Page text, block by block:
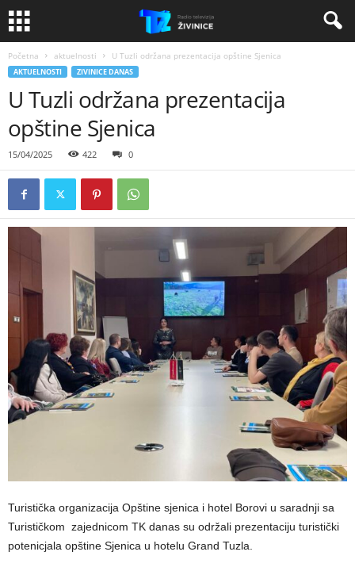
Početna aktuelnosti U Tuzli održana prezentacija opštine Sjenica
AKTUELNOSTI ZIVINICE DANAS
U Tuzli održana prezentacija
opštine Sjenica
15/04/2025 422 0
Turistička organizacija Opštine sjenica i hotel Borovi u saradnji sa
Turističkom zajednicom TK danas su održali prezentaciju turistički
potenicjala opštine Sjenica u hotelu Grand Tuzla.